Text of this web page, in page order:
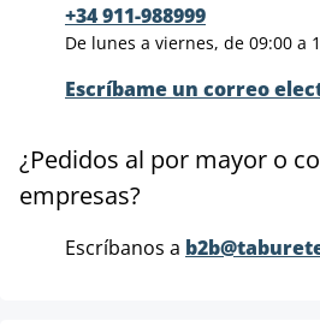
+34 911-988999
De lunes a viernes, de 09:00 a
Escríbame un correo
¿Pedidos al por mayor o
empresas?
Escríbanos a